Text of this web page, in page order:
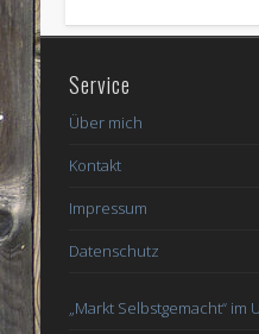
Service
Über mich
Kontakt
Impressum
Datenschutz
„Markt Selbstgemacht“ im